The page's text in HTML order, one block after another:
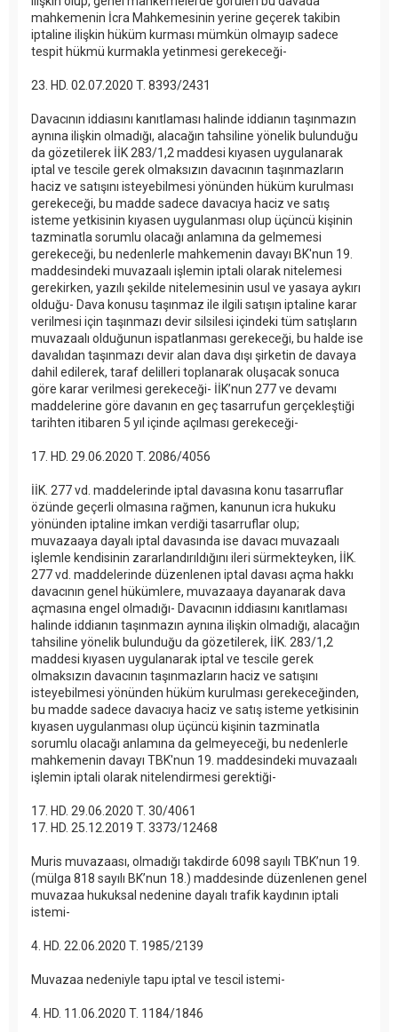
mahkemenin İcra Mahkemesinin yerine geçerek takibin
iptaline ilişkin hüküm kurması mümkün olmayıp sadece
tespit hükmü kurmakla yetinmesi gerekeceği-
23. HD. 02.07.2020 T. 8393/2431
Davacının iddiasını kanıtlaması halinde iddianın taşınmazın
aynına ilişkin olmadığı, alacağın tahsiline yönelik bulunduğu
da gözetilerek İİK 283/1,2 maddesi kıyasen uygulanarak
iptal ve tescile gerek olmaksızın davacının taşınmazların
haciz ve satışını isteyebilmesi yönünden hüküm kurulması
gerekeceği, bu madde sadece davacıya haciz ve satış
isteme yetkisinin kıyasen uygulanması olup üçüncü kişinin
tazminatla sorumlu olacağı anlamına da gelmemesi
gerekeceği, bu nedenlerle mahkemenin davayı BK'nun 19.
maddesindeki muvazaalı işlemin iptali olarak nitelemesi
gerekirken, yazılı şekilde nitelemesinin usul ve yasaya aykırı
olduğu- Dava konusu taşınmaz ile ilgili satışın iptaline karar
verilmesi için taşınmazı devir silsilesi içindeki tüm satışların
muvazaalı olduğunun ispatlanması gerekeceği, bu halde ise
davalıdan taşınmazı devir alan dava dışı şirketin de davaya
dahil edilerek, taraf delilleri toplanarak oluşacak sonuca
göre karar verilmesi gerekeceği- İİK’nun 277 ve devamı
maddelerine göre davanın en geç tasarrufun gerçekleştiği
tarihten itibaren 5 yıl içinde açılması gerekeceği-
17. HD. 29.06.2020 T. 2086/4056
İİK. 277 vd. maddelerinde iptal davasına konu tasarruflar
özünde geçerli olmasına rağmen, kanunun icra hukuku
yönünden iptaline imkan verdiği tasarruflar olup;
muvazaaya dayalı iptal davasında ise davacı muvazaalı
işlemle kendisinin zararlandırıldığını ileri sürmekteyken, İİK.
277 vd. maddelerinde düzenlenen iptal davası açma hakkı
davacının genel hükümlere, muvazaaya dayanarak dava
açmasına engel olmadığı- Davacının iddiasını kanıtlaması
halinde iddianın taşınmazın aynına ilişkin olmadığı, alacağın
tahsiline yönelik bulunduğu da gözetilerek, İİK. 283/1,2
maddesi kıyasen uygulanarak iptal ve tescile gerek
olmaksızın davacının taşınmazların haciz ve satışını
isteyebilmesi yönünden hüküm kurulması gerekeceğinden,
bu madde sadece davacıya haciz ve satış isteme yetkisinin
kıyasen uygulanması olup üçüncü kişinin tazminatla
sorumlu olacağı anlamına da gelmeyeceği, bu nedenlerle
mahkemenin davayı TBK'nun 19. maddesindeki muvazaalı
işlemin iptali olarak nitelendirmesi gerektiği-
17. HD. 29.06.2020 T. 30/4061
17. HD. 25.12.2019 T. 3373/12468
Muris muvazaası, olmadığı takdirde 6098 sayılı TBK’nun 19.
(mülga 818 sayılı BK’nun 18.) maddesinde düzenlenen genel
muvazaa hukuksal nedenine dayalı trafik kaydının iptali
istemi-
4. HD. 22.06.2020 T. 1985/2139
Muvazaa nedeniyle tapu iptal ve tescil istemi-
4. HD. 11.06.2020 T. 1184/1846